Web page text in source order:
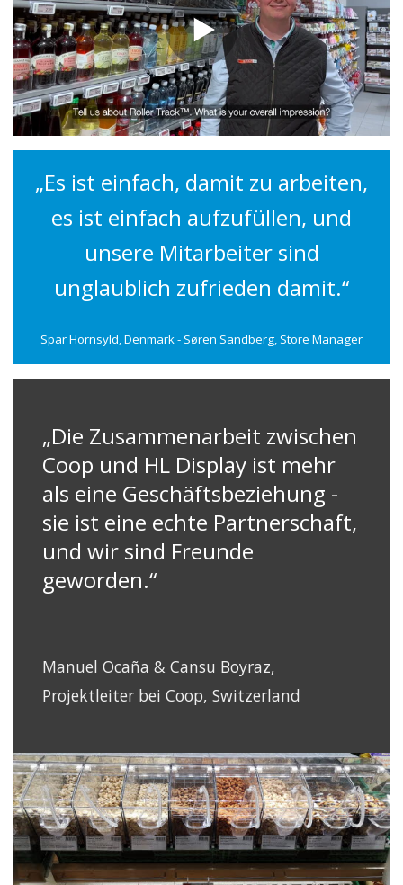
„Es ist einfach, damit zu arbeiten,
es ist einfach aufzufüllen, und
unsere Mitarbeiter sind
unglaublich zufrieden damit.“
Spar Hornsyld, Denmark - Søren Sandberg, Store Manager
„Die Zusammenarbeit zwischen
Coop und HL Display ist mehr
als eine Geschäftsbeziehung -
sie ist eine echte Partnerschaft,
und wir sind Freunde
geworden.“
Manuel Ocaña & Cansu Boyraz,
Projektleiter bei Coop, Switzerland